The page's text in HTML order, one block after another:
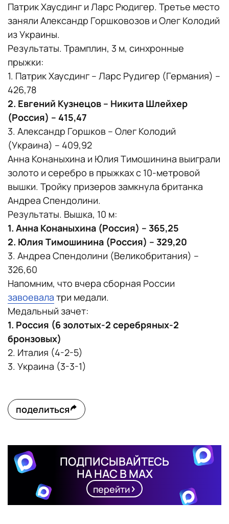
Патрик Хаусдинг и Ларс Рюдигер. Третье место
заняли Александр Горшковозов и Олег Колодий
из Украины.
Результаты. Трамплин, 3 м, синхронные
прыжки:
1. Патрик Хаусдинг – Ларс Рудигер (Германия) –
426,78
2. Евгений Кузнецов – Никита Шлейхер
(Россия) – 415,47
3. Александр Горшков – Олег Колодий
(Украина) – 409,92
Анна Конаныхина и Юлия Тимошинина выиграли
золото и серебро в прыжках с 10-метровой
вышки. Тройку призеров замкнула британка
Андреа Спендолини.
Результаты. Вышка, 10 м:
1. Анна Конаныхина (Россия) – 365,25
2. Юлия Тимошинина (Россия) – 329,20
3. Андреа Спендолини (Великобритания) –
326,60
Напомним, что вчера сборная России
завоевала три медали.
Медальный зачет:
1. Россия (6 золотых-2 серебряных-2
бронзовых)
2. Италия (4-2-5)
3. Украина (3-3-1)
поделиться
ПОДПИСЫВАЙТЕСЬ
НА НАС В MAX
перейти